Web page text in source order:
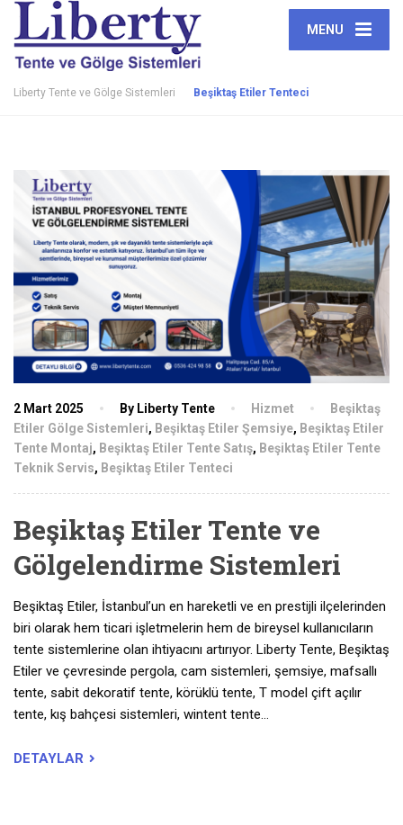
MENU
Liberty Tente ve Gölge Sistemleri Beşiktaş Etiler Tenteci
2 Mart 2025 By Liberty Tente Hizmet
Beşiktaş
Etiler Gölge Sistemleri, Beşiktaş Etiler Şemsiye, Beşiktaş Etiler
Tente Montaj, Beşiktaş Etiler Tente Satış, Beşiktaş Etiler Tente
Teknik Servis, Beşiktaş Etiler Tenteci
Beşiktaş Etiler Tente ve
Gölgelendirme Sistemleri
Beşiktaş Etiler, İstanbul’un en hareketli ve en prestijli ilçelerinden
biri olarak hem ticari işletmelerin hem de bireysel kullanıcıların
tente sistemlerine olan ihtiyacını artırıyor. Liberty Tente, Beşiktaş
Etiler ve çevresinde pergola, cam sistemleri, şemsiye, mafsallı
tente, sabit dekoratif tente, körüklü tente, T model çift açılır
tente, kış bahçesi sistemleri, wintent tente…
DETAYLAR